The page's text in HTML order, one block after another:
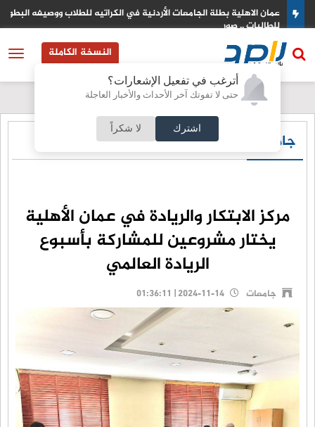
أترغب في تفعيل الإشعارات؟
حتى لا تفوتك آخر الأحداث والأخبار العاجلة
اشترك لا شكراً
عمان الاهلية بطلة الجامعات الأردنية في الكراتيه للطلاب ووصيفه البطولة
للطالبات .. صور
النسخة الكاملة
جامعات
مركز الابتكار والريادة في عمان الأهلية
يختار مشروعين للمشاركة بأسبوع
الريادة العالمي
جامعات